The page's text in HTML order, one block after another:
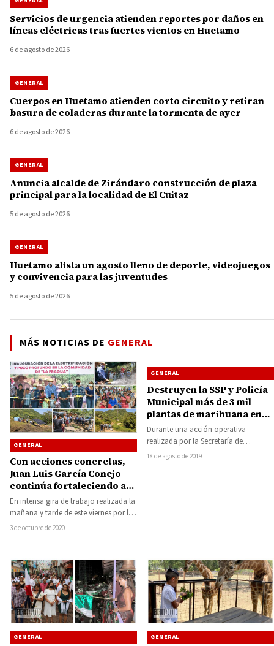
Servicios de urgencia atienden reportes por daños en
líneas eléctricas tras fuertes vientos en Huetamo
6 de agosto de 2026
GENERAL
Cuerpos en Huetamo atienden corto circuito y retiran
basura de coladeras durante la tormenta de ayer
6 de agosto de 2026
GENERAL
Anuncia alcalde de Zirándaro construcción de plaza
principal para la localidad de El Cuitaz
5 de agosto de 2026
GENERAL
Huetamo alista un agosto lleno de deporte, videojuegos
y convivencia para las juventudes
5 de agosto de 2026
MÁS NOTICIAS DE GENERAL
GENERAL
Con acciones concretas,
Juan Luis García Conejo
continúa fortaleciendo a
las comunidades más
apartadas del municipio
En intensa gira de trabajo realizada la
mañana y tarde de este viernes por las
comunidades más alejadas…
3 de octubre de 2020
GENERAL
Destruyen la SSP y Policía
Municipal más de 3 mil
plantas de marihuana en
Tuzantla
Durante una acción operativa
realizada por la Secretaría de
Seguridad Pública (SSP), en conjunto
18 de agosto de 2019
GENERAL GENERAL